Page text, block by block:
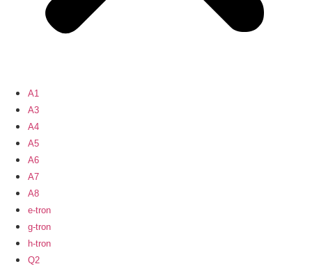
A1
A3
A4
A5
A6
A7
A8
e-tron
g-tron
h-tron
Q2